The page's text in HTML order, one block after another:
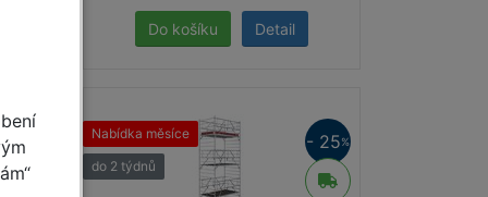
Detail
25
Nabídka měsíce
do 2 týdnů
- 25%